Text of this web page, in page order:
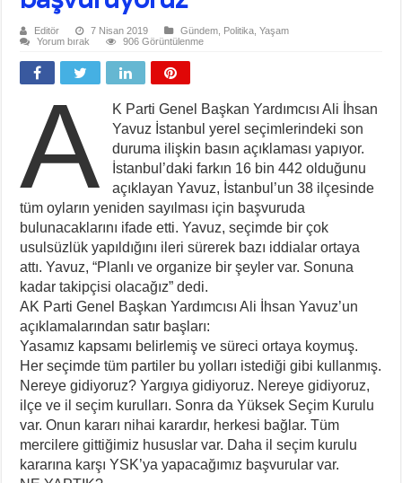
Editör 7 Nisan 2019 Gündem Politika ,Yaşam
Yorum bırak
906 Görüntülenme
A
K Parti Genel Başkan Yardımcısı Ali İhsan
Yavuz İstanbul yerel seçimlerindeki son
duruma ilişkin basın açıklaması yapıyor.
İstanbul’daki farkın 16 bin 442 olduğunu
açıklayan Yavuz, İstanbul’un 38 ilçesinde
tüm oyların yeniden sayılması için başvuruda
bulunacaklarını ifade etti. Yavuz, seçimde bir çok
usulsüzlük yapıldığını ileri sürerek bazı iddialar ortaya
attı. Yavuz, “Planlı ve organize bir şeyler var. Sonuna
kadar takipçisi olacağız” dedi.
AK Parti Genel Başkan Yardımcısı Ali İhsan Yavuz’un
açıklamalarından satır başları:
Yasamız kapsamı belirlemiş ve süreci ortaya koymuş.
Her seçimde tüm partiler bu yolları istediği gibi kullanmış.
Nereye gidiyoruz? Yargıya gidiyoruz. Nereye gidiyoruz,
ilçe ve il seçim kurulları. Sonra da Yüksek Seçim Kurulu
var. Onun kararı nihai karardır, herkesi bağlar. Tüm
mercilere gittiğimiz hususlar var. Daha il seçim kurulu
kararına karşı YSK’ya yapacağımız başvurular var.